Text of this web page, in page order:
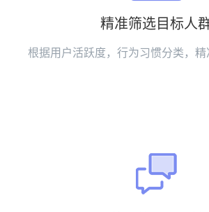
精准筛选目标人
根据用户活跃度，行为习惯分类，